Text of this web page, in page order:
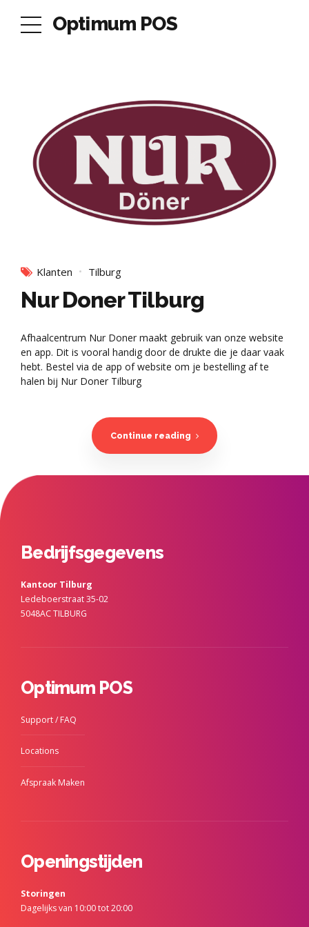
Optimum POS
Klanten Tilburg
Nur Doner Tilburg
Afhaalcentrum Nur Doner maakt gebruik van onze website
en app. Dit is vooral handig door de drukte die je daar vaak
hebt. Bestel via de app of website om je bestelling af te
halen bij Nur Doner Tilburg
Continue reading
Bedrijfsgegevens
Kantoor Tilburg
Ledeboerstraat 35-02
5048AC TILBURG
Optimum POS
Support / FAQ
Locations
Afspraak Maken
Openingstijden
Storingen
Dagelijks van 10:00 tot 20:00